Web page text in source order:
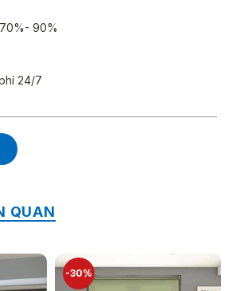
90%
24/7
QUAN
-30%